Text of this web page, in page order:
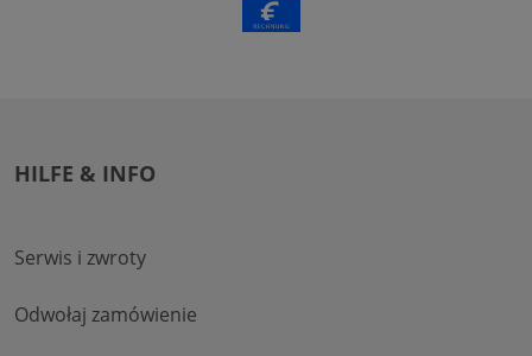
HILFE & INFO
Serwis i zwroty
Odwołaj zamówienie